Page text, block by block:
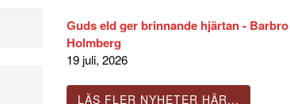
Guds eld ger brinnande hjärtan - Barbro
Holmberg
19 juli, 2026
LÄS FLER NYHETER HÄR...